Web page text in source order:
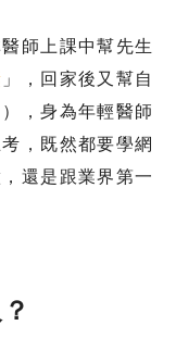
醫師上課中幫先生
」，回家後又幫自
，身為年輕醫師
，既然都要學網
還是跟業界第一